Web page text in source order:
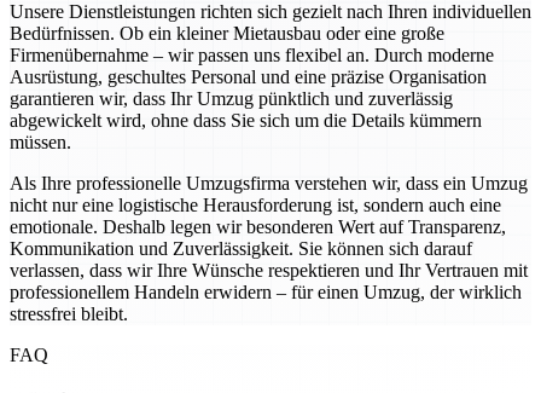
Unsere Dienstleistungen richten sich gezielt nach Ihren individuellen
Bedürfnissen. Ob ein kleiner Mietausbau oder eine große
Firmenübernahme – wir passen uns flexibel an. Durch moderne
Ausrüstung, geschultes Personal und eine präzise Organisation
garantieren wir, dass Ihr Umzug pünktlich und zuverlässig
abgewickelt wird, ohne dass Sie sich um die Details kümmern
müssen.
Als Ihre professionelle Umzugsfirma verstehen wir, dass ein Umzug
nicht nur eine logistische Herausforderung ist, sondern auch eine
emotionale. Deshalb legen wir besonderen Wert auf Transparenz,
Kommunikation und Zuverlässigkeit. Sie können sich darauf
verlassen, dass wir Ihre Wünsche respektieren und Ihr Vertrauen mit
professionellem Handeln erwidern – für einen Umzug, der wirklich
stressfrei bleibt.
FAQ